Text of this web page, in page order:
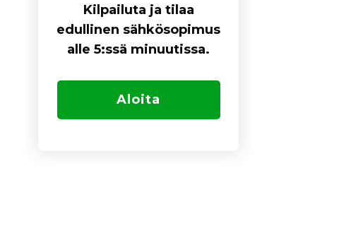
Kilpailuta ja tilaa
edullinen sähkösopimus
alle 5:ssä minuutissa.
Aloita